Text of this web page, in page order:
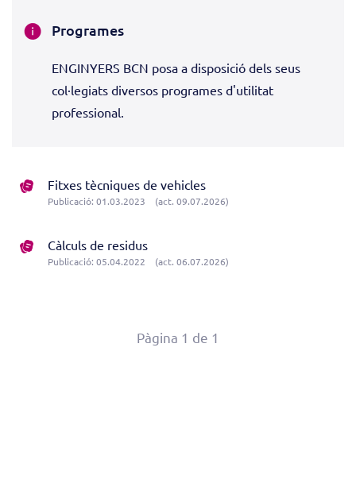
Programes
ENGINYERS BCN posa a disposició dels seus
col·legiats diversos programes d'utilitat
professional.
Fitxes tècniques de vehicles
Publicació: 01.03.2023 (act. 09.07.2026)
Càlculs de residus
Publicació: 05.04.2022 (act. 06.07.2026)
Pàgina 1 de 1